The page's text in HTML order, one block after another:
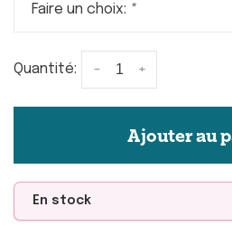
Faire un choix: *
Quantité: +
-
Ajouter au
En stock